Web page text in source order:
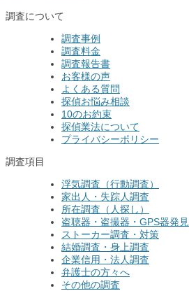
調査について
調査事例
調査料金
調査報告書
お客様の声
よくある質問
探偵お悩み相談
10のお約束
探偵業法について
プライバシーポリシー
調査項目
浮気調査（行動調査）
家出人・失踪人調査
所在調査（人探し）
盗聴器・盗撮器・GPS器発見
ストーカー調査・対策
結婚調査・身上調査
企業信用・法人調査
弁護士の方々へ
その他の調査